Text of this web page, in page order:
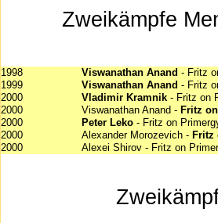
Zweikämpfe
1998 Viswanathan Anand - Fritz
1999
Viswanathan Anand - Fritz
2000
Vladimir Kramnik - Fritz on
2000
Viswanathan Anand - Fritz
2000
Peter Leko - Fritz on
2000
Alexander Morozevich - Fritz
2000
Alexei Shirov - Fritz on